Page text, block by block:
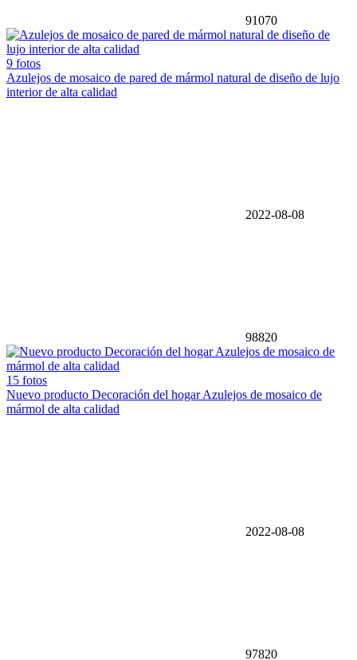
91070
9 fotos
Azulejos de mosaico de pared de mármol natural de diseño de lujo
interior de alta calidad
2022-08-08
98820
15 fotos
Nuevo producto Decoración del hogar Azulejos de mosaico de
mármol de alta calidad
2022-08-08
97820